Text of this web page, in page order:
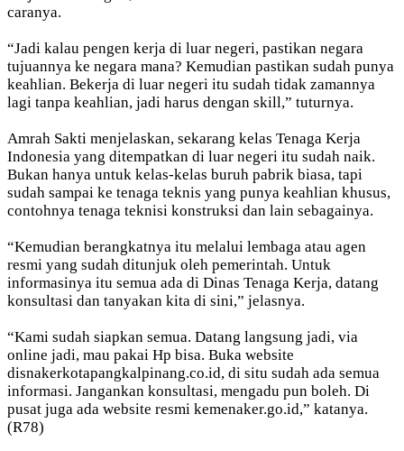
caranya.
“Jadi kalau pengen kerja di luar negeri, pastikan negara
tujuannya ke negara mana? Kemudian pastikan sudah punya
keahlian. Bekerja di luar negeri itu sudah tidak zamannya
lagi tanpa keahlian, jadi harus dengan skill,” tuturnya.
Amrah Sakti menjelaskan, sekarang kelas Tenaga Kerja
Indonesia yang ditempatkan di luar negeri itu sudah naik.
Bukan hanya untuk kelas-kelas buruh pabrik biasa, tapi
sudah sampai ke tenaga teknis yang punya keahlian khusus,
contohnya tenaga teknisi konstruksi dan lain sebagainya.
“Kemudian berangkatnya itu melalui lembaga atau agen
resmi yang sudah ditunjuk oleh pemerintah. Untuk
informasinya itu semua ada di Dinas Tenaga Kerja, datang
konsultasi dan tanyakan kita di sini,” jelasnya.
“Kami sudah siapkan semua. Datang langsung jadi, via
online jadi, mau pakai Hp bisa. Buka website
disnakerkotapangkalpinang.co.id, di situ sudah ada semua
informasi. Jangankan konsultasi, mengadu pun boleh. Di
pusat juga ada website resmi kemenaker.go.id,” katanya.
(R78)